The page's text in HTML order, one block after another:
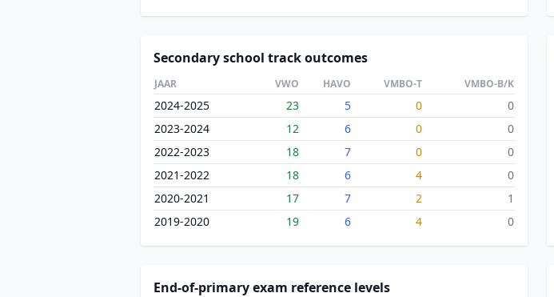
Secondary school track outcomes
JAAR VWO HAVO VMBO-T VMBO-B/K
2024-2025 23 5 0
0
2023-2024
12 6 0
0
2022-2023
18 7 0
0
2021-2022
18 6 4
0
2020-2021
17 7 2
1
2019-2020
19 6 4 0
End-of-primary exam reference levels